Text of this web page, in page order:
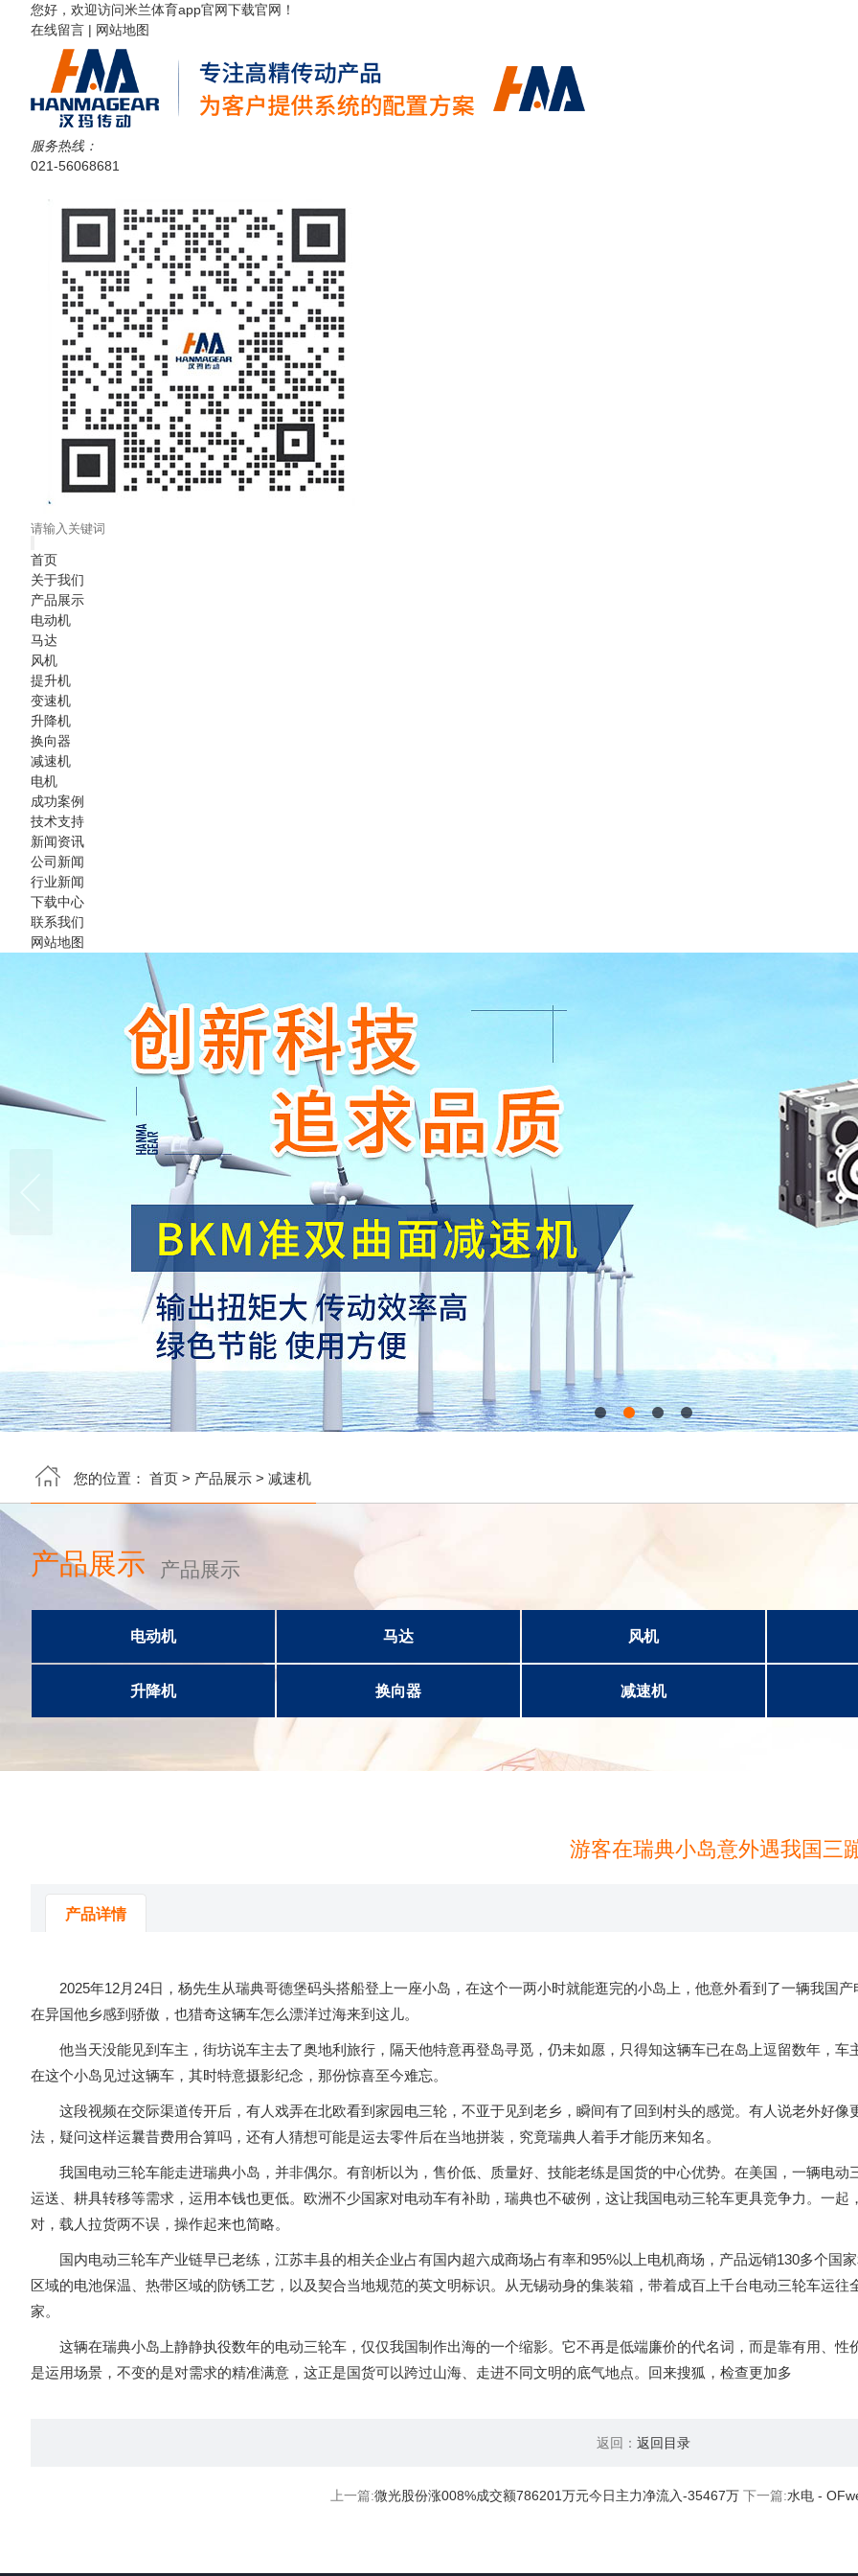
您好，欢迎访问米兰体育app官网下载官网！
在线留言 | 网站地图
服务热线：
021-56068681
首页
关于我们
产品展示
电动机
马达
风机
提升机
变速机
升降机
换向器
减速机
电机
成功案例
技术支持
新闻资讯
公司新闻
行业新闻
下载中心
联系我们
网站地图

您的位置： 首页 > 产品展示 > 减速机
产品展示 产品展示
电动机 马达 风机
升降机 换向器 减速机
游客在瑞典小岛意外遇我国三
产品详情
2025年12月24日，杨先生从瑞典哥德堡码头搭船登上一座小岛，在这个一两小时就能逛完的小岛上，他意外看到了一辆我国
在异国他乡感到骄傲，也猎奇这辆车怎么漂洋过海来到这儿。
他当天没能见到车主，街坊说车主去了奥地利旅行，隔天他特意再登岛寻觅，仍未如愿，只得知这辆车已在岛上逗留数年，车
在这个小岛见过这辆车，其时特意摄影纪念，那份惊喜至今难忘。
这段视频在交际渠道传开后，有人戏弄在北欧看到家园电三轮，不亚于见到老乡，瞬间有了回到村头的感觉。有人说老外好像
法，疑问这样运曩昔费用合算吗，还有人猜想可能是运去零件后在当地拼装，究竟瑞典人着手才能历来知名。
我国电动三轮车能走进瑞典小岛，并非偶尔。有剖析以为，售价低、质量好、技能老练是国货的中心优势。在美国，一辆电动
运送、耕具转移等需求，运用本钱也更低。欧洲不少国家对电动车有补助，瑞典也不破例，这让我国电动三轮车更具竞争力。一
对，载人拉货两不误，操作起来也简略。
国内电动三轮车产业链早已老练，江苏丰县的相关企业占有国内超六成商场占有率和95%以上电机商场，产品远销130多个国
区域的电池保温、热带区域的防锈工艺，以及契合当地规范的英文明标识。从无锡动身的集装箱，带着成百上千台电动三轮车运
家。
这辆在瑞典小岛上静静执役数年的电动三轮车，仅仅我国制作出海的一个缩影。它不再是低端廉价的代名词，而是靠有用、性
是运用场景，不变的是对需求的精准满意，这正是国货可以跨过山海、走进不同文明的底气地点。回来搜狐，检查更加多
返回： 返回目录
上一篇:微光股份涨008%成交额786201万元今日主力净流入-35467万下一篇:水电 -